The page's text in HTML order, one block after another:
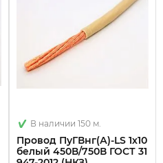
В наличии 150 м.
Провод ПуГВнг(А)-LS 1х10
белый 450В/750В ГОСТ 31